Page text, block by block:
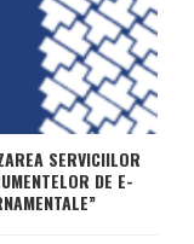
SERVICIILOR
DE E-